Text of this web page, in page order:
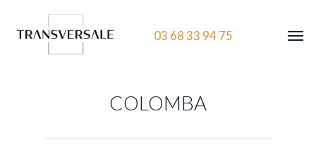
03 68 33 94 75
COLOMBA